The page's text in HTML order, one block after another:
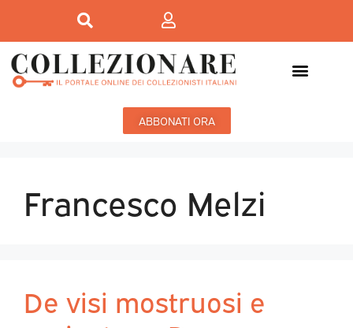
ABBONATI ORA
Francesco Melzi
De visi mostruosi e